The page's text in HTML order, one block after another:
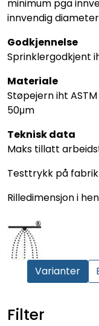
minimum pga
innvendig
Godkjennelse
Sprinklergodkjent
Materiale
Støpejern iht
50μm
Teknisk data
Maks tillatt
Testtrykk på
Rilledimensjon i
Varianter
Filter